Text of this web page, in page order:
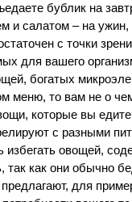
бублик на
и салатом – на ужин,
с точки
для вашего
богатых
меню, то вам не о
которые вы
с разными
избегать овощей,
так как они обычно
предлагают, для